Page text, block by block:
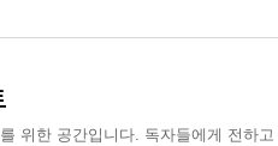
위한 공간입니다. 독자들에게 전하